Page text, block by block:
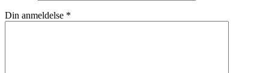
Din anmeldelse *